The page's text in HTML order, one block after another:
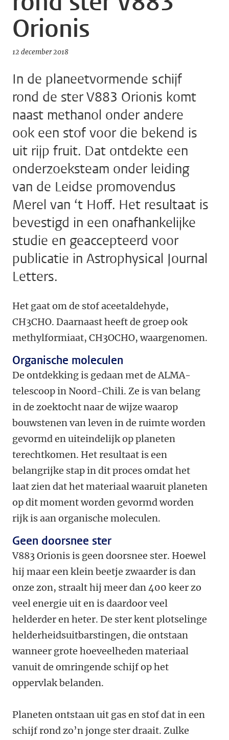
Orionis
12 december 2018
In de planeetvormende schijf
rond de ster V883 Orionis komt
naast methanol onder andere
ook een stof voor die bekend is
uit rijp fruit. Dat ontdekte een
onderzoeksteam onder leiding
van de Leidse promovendus
Merel van ‘t Hoff. Het resultaat is
bevestigd in een onafhankelijke
studie en geaccepteerd voor
publicatie in Astrophysical Journal
Letters.
Het gaat om de stof aceetaldehyde,
CH3CHO. Daarnaast heeft de groep ook
methylformiaat, CH3OCHO, waargenomen.
Organische moleculen
De ontdekking is gedaan met de ALMA-
telescoop in Noord-Chili. Ze is van belang
in de zoektocht naar de wijze waarop
bouwstenen van leven in de ruimte worden
gevormd en uiteindelijk op planeten
terechtkomen. Het resultaat is een
belangrijke stap in dit proces omdat het
laat zien dat het materiaal waaruit planeten
op dit moment worden gevormd worden
rijk is aan organische moleculen.
Geen doorsnee ster
V883 Orionis is geen doorsnee ster. Hoewel
hij maar een klein beetje zwaarder is dan
onze zon, straalt hij meer dan 400 keer zo
veel energie uit en is daardoor veel
helderder en heter. De ster kent plotselinge
helderheidsuitbarstingen, die ontstaan
wanneer grote hoeveelheden materiaal
vanuit de omringende schijf op het
oppervlak belanden.
Planeten ontstaan uit gas en stof dat in een
schijf rond zo’n jonge ster draait. Zulke